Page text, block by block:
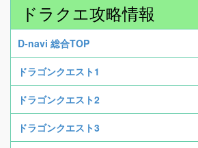
ドラクエ攻略情報
D-navi 総合TOP
ドラゴンクエスト1
ドラゴンクエスト2
ドラゴンクエスト3